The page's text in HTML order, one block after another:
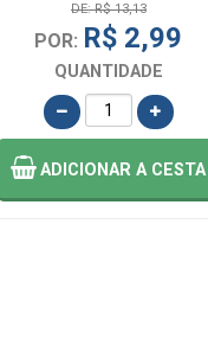
DE: R$ 13,13
POR: R$ 2,99
QUANTIDADE
ADICIONARA CESTA